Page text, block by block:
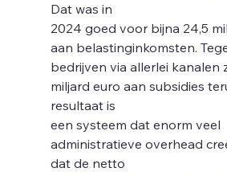
Dat was in
2024 goed voor bijna 24,5
aan belastinginkomsten.
bedrijven via allerlei kanalen
miljard euro aan subsidies
resultaat is
een systeem dat enorm veel
administratieve overhead
dat de netto